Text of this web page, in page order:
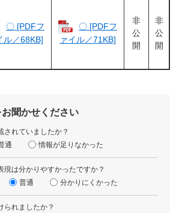
〇 [PDFフ
ル／68KB]
〇 [PDFフ
ァイル／71KB]
非
公
開
非
公
開
聞かせください
されていましたか？
通 情報が足りなかった
現は分かりやすかったですか？
普通 分かりにくかった
られましたか？